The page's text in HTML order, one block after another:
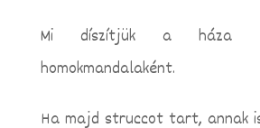
Mi díszítjük a háza
homokmandalaként.
Ha majd struccot tart, annak